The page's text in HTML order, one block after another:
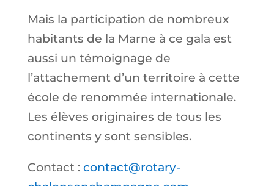
Mais la participation de nombreux
habitants de la Marne à ce gala est
aussi un témoignage de
l’attachement d’un territoire à cette
école de renommée internationale.
Les élèves originaires de tous les
continents y sont sensibles.
Contact : contact@rotary-